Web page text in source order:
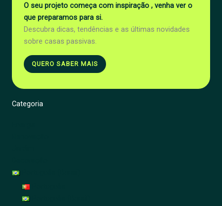
O seu projeto começa com inspiração , venha ver o
que preparamos para si.
Descubra dicas, tendências e as últimas novidades
sobre casas passivas.
QUERO SABER MAIS
Categoria